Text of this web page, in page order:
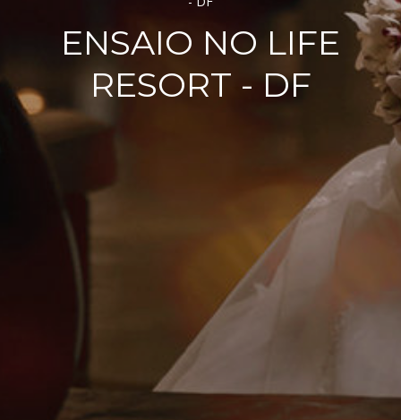
ENSAIO NO LIFE
RESORT - DF